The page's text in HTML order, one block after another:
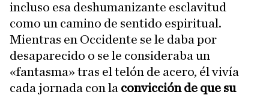
incluso esa deshumanizante esclavitud
como un camino de sentido espiritual.
Mientras en Occidente se le daba por
desaparecido o se le consideraba un
«fantasma» tras el telón de acero, él vivía
cada jornada con la convicción de que su